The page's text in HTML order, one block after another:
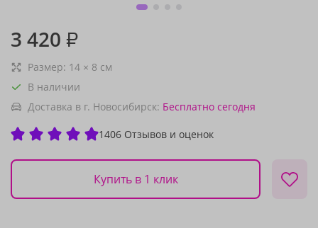
3 420 ₽
Размер: 14 × 8 см
В наличии
Доставка в г. Новосибирск: Бесплатно сегодня
1406 Отзывов и оценок
Купить в 1 клик